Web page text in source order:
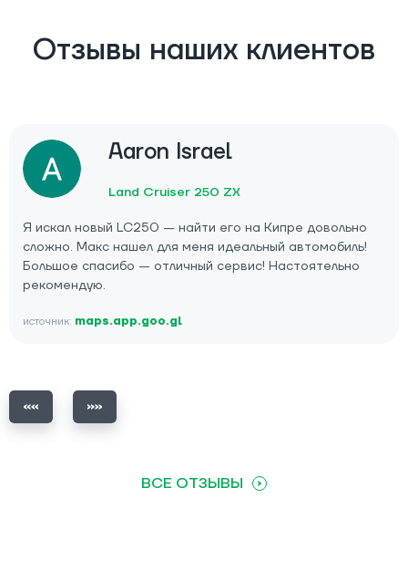
Отзывы наших клиентов
Aaron Israel
Land Cruiser 250 ZX
Я искал новый LC250 — найти его на Кипре довольно
сложно. Макс нашел для меня идеальный автомобиль!
Большое спасибо — отличный сервис! Настоятельно
рекомендую.
источник: maps.app.goo.gl
ВСЕ ОТЗЫВЫ